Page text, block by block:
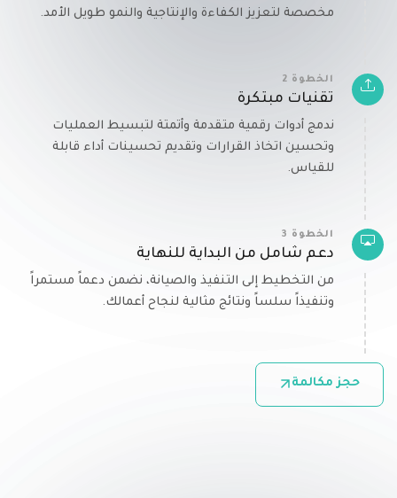
مخصصة لتعزيز الكفاءة والإنتاجية والنمو طويل الأمد.
الخطوة 2
تقنيات مبتكرة
ندمج أدوات رقمية متقدمة وأتمتة لتبسيط العمليات
وتحسين اتخاذ القرارات وتقديم تحسينات أداء قابلة
للقياس.
الخطوة 3
دعم شامل من البداية للنهاية
من التخطيط إلى التنفيذ والصيانة، نضمن دعماً مستمراً
وتنفيذاً سلساً ونتائج مثالية لنجاح أعمالك.
حجز مكالمة